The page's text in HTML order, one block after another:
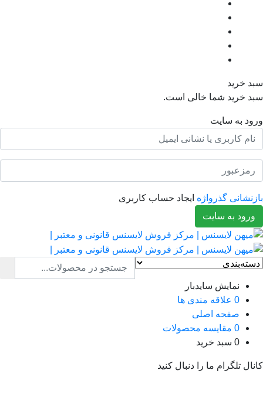
خرید
خرید شما خالی است.
به سایت
گذرواژه
ایجاد حساب کاربری
به سایت
نمایش سایدبار
0
علاقه مندی ها
صفحه اصلی
0
مقایسه محصولات
0
سبد خرید
تلگرام ما را دنبال کنید